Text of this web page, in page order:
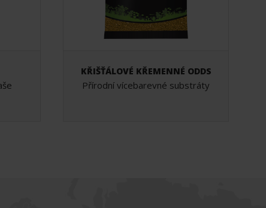
KŘIŠŤÁLOVÉ KŘEMENNÉ ODDS
Přírodní vícebarevné substráty